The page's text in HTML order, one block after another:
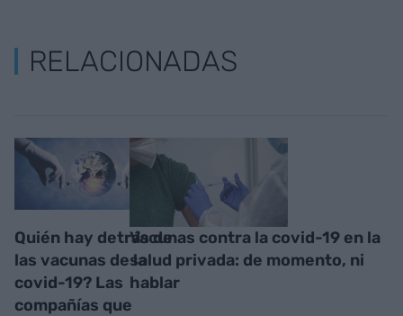
RELACIONADAS
Quién hay detrás de
las vacunas de la
covid-19? Las
compañías que
Vacunas contra la covid-19 en la
salud privada: de momento, ni
hablar